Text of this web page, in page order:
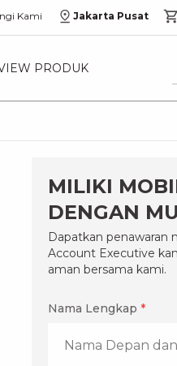
Kami Jakarta Pusat
PRODUK
MILIKI
DENGAN
Dapatkan penawaran
Account Executive
aman bersama kami.
Nama Lengkap *